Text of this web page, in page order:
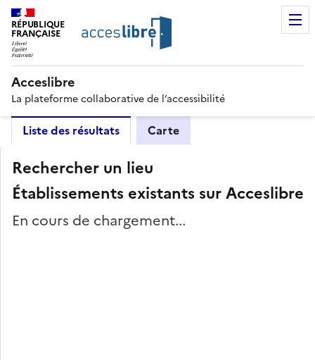
RÉPUBLIQUE
FRANÇAISE
Acceslibre
La plateforme collaborative de l’accessibilité
Liste des résultats Carte
Rechercher un lieu
Établissements existants sur Acceslibre
En cours de chargement...